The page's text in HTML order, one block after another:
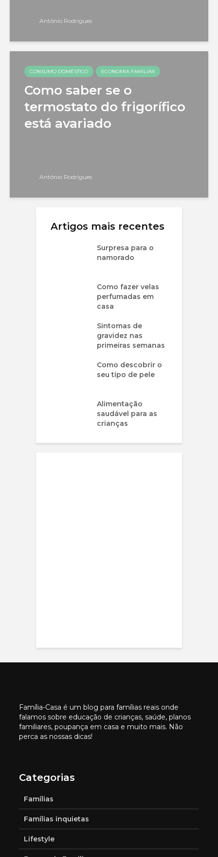
António Rodrigues
CONSUMO DOMÉSTICO ECONOMIA FAMILIAR
Como saber se o
termostato do frigorífico
está avariado
António Rodrigues
Artigos mais recentes
Surpresa para o
namorado
Como fazer velas
perfumadas em
casa
Sintomas de
gravidez nas
primeiras semanas
Como descobrir o
seu tipo de pele
Alimentação
saudável para as
crianças
Família-Casa é um blog para famílias reais onde
falamos sobre educação de crianças, saúde, planos
familiares, poupança em casa e muito mais. Não
perca as nossas dicas!
Categorias
Famílias
Famílias inquietas
Lifestyle